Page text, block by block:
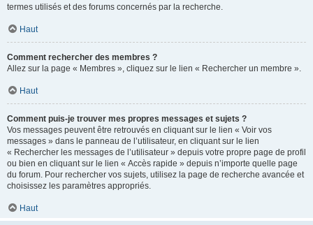
termes utilisés et des forums concernés par la recherche.
Haut
Comment rechercher des membres ?
Allez sur la page « Membres », cliquez sur le lien « Rechercher un membre ».
Haut
Comment puis-je trouver mes propres messages et sujets ?
Vos messages peuvent être retrouvés en cliquant sur le lien « Voir vos
messages » dans le panneau de l’utilisateur, en cliquant sur le lien
« Rechercher les messages de l’utilisateur » depuis votre propre page de profil
ou bien en cliquant sur le lien « Accès rapide » depuis n’importe quelle page
du forum. Pour rechercher vos sujets, utilisez la page de recherche avancée et
choisissez les paramètres appropriés.
Haut